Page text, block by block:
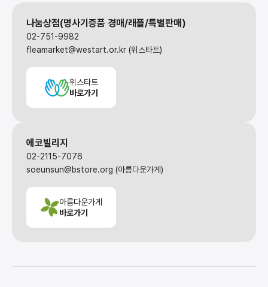
나눔상점(명사기증품 경매/래플/특별판매)
02-751-9982
fleamarket@westart.or.kr (위스타트)
위스타트
바로가기
에코빌리지
02-2115-7076
soeunsun@bstore.org (아름다운가게)
아름다운가게
바로가기